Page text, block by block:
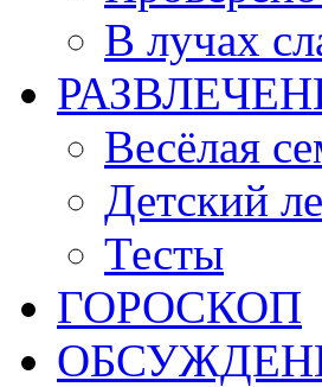
В лучах
Весёлая
Детский
Тесты
ГОРОСКОП